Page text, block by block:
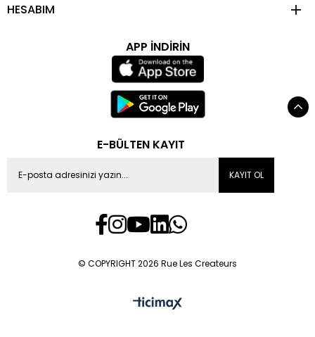
HESABIM
APP İNDİRİN
E-BÜLTEN KAYIT
KAYIT OL
© COPYRIGHT 2026 Rue Les Createurs